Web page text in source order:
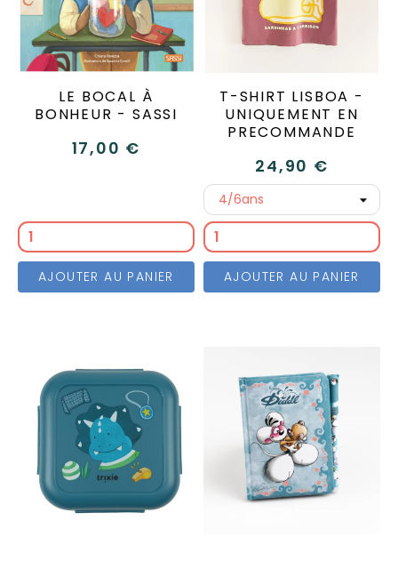
LE BOCAL À
BONHEUR - SASSI
17,00 €
AJOUTER AU PANIER
T-SHIRT LISBOA -
UNIQUEMENT EN
PRECOMMANDE
24,90 €
AJOUTER AU PANIER